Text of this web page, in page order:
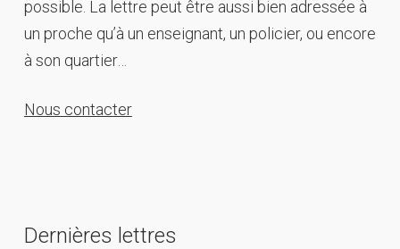
possible. La lettre peut être aussi bien adressée à
un proche qu’à un enseignant, un policier, ou encore
à son quartier…
Nous contacter
Dernières lettres